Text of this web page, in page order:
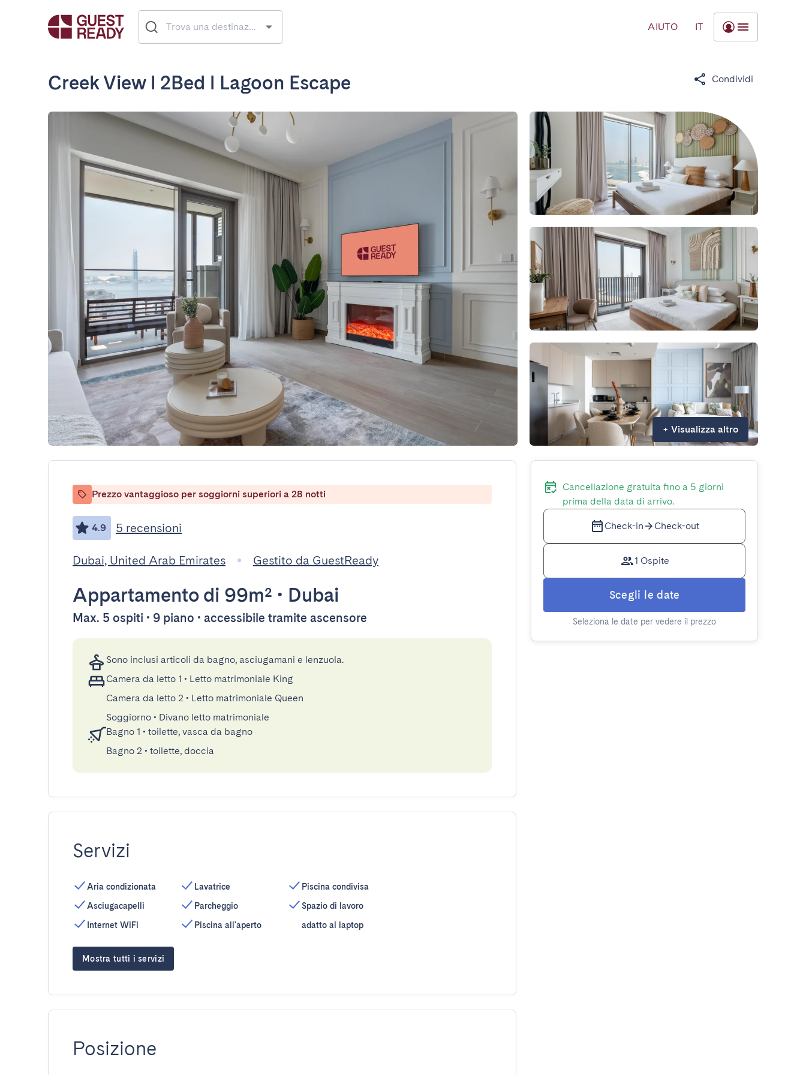
AIUTO IT
Creek View l 2Bed l Lagoon Escape Condividi
+ Visualizza altro
Prezzo vantaggioso per soggiorni superiori a 28 notti
4.9 5 recensioni
Dubai, United Arab Emirates Gestito da GuestReady
Appartamento di 99m² • Dubai
Max. 5 ospiti • 9 piano • accessibile tramite ascensore
Sono inclusi articoli da bagno, asciugamani e lenzuola.
Camera da letto 1 • Letto matrimoniale King
Camera da letto 2 • Letto matrimoniale Queen
Soggiorno • Divano letto matrimoniale
Bagno 1 • toilette, vasca da bagno
Bagno 2 • toilette, doccia
Servizi
Aria condizionata
Asciugacapelli
Internet WiFi
Lavatrice
Parcheggio
Piscina all'aperto
Piscina condivisa
Spazio di lavoro
adatto ai laptop
Mostra tutti i servizi
Posizione
Cancellazione gratuita fino a 5 giorni
prima della data di arrivo.
Check-in Check-out
1 Ospite
Scegli le date
Seleziona le date per vedere il prezzo